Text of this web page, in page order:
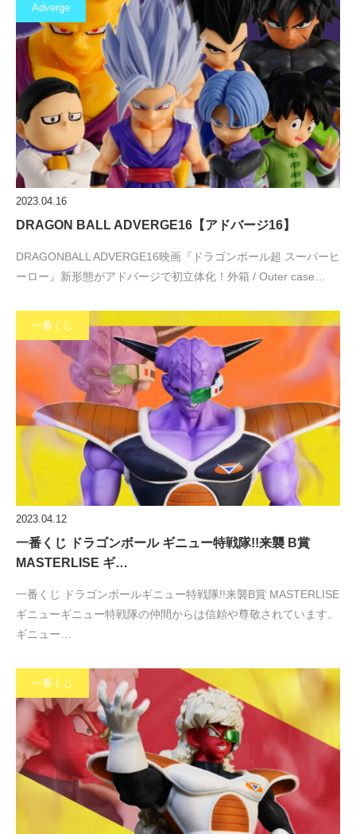
Adverge
2023.04.16
DRAGON BALL ADVERGE16【アドバージ16】
DRAGONBALL ADVERGE16映画『ドラゴンボール超 スーパーヒ
ーロー』新形態がアドバージで初立体化！外箱 / Outer case…
一番くじ
2023.04.12
一番くじ ドラゴンボール ギニュー特戦隊!!来襲 B賞
MASTERLISE ギ…
一番くじ ドラゴンボールギニュー特戦隊!!来襲B賞 MASTERLISE
ギニューギニュー特戦隊の仲間からは信頼や尊敬されています。
ギニュー…
一番くじ